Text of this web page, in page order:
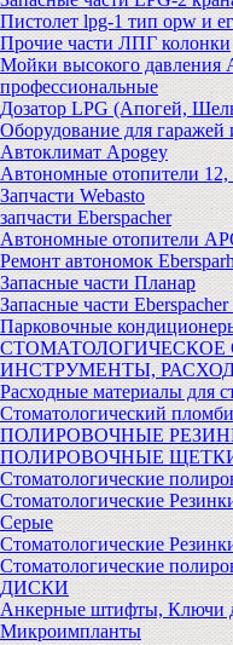
Пистолет lpg-1 тип opw и
Прочие части ЛПГ колонки
Мойки высокого давления
профессиональные
Дозатор LPG (Апогей,
Оборудование для гаражей
Автоклимат Apogey
Автономные отопители 12,
Запчасти Webasto
запчасти Eberspacher
Автономные отопители
Ремонт автономок
Запасные части Планар
Запасные части
Парковочные
СТОМАТОЛОГИЧЕСКОЕ
ИНСТРУМЕНТЫ,
Расходные материалы для
Стоматологический
ПОЛИРОВОЧНЫЕ
ПОЛИРОВОЧНЫЕ
Стоматологические
Стоматологические
Серые
Стоматологические
Стоматологические
ДИСКИ
Анкерные штифты, Ключи
Микроимпланты